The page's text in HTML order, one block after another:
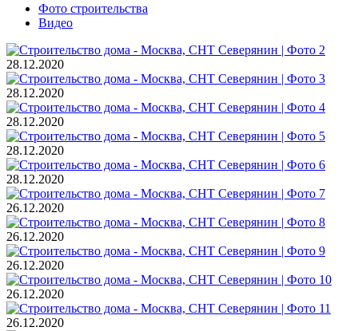
Фото строительства
Видео
28.12.2020
28.12.2020
28.12.2020
28.12.2020
28.12.2020
26.12.2020
26.12.2020
26.12.2020
26.12.2020
26.12.2020